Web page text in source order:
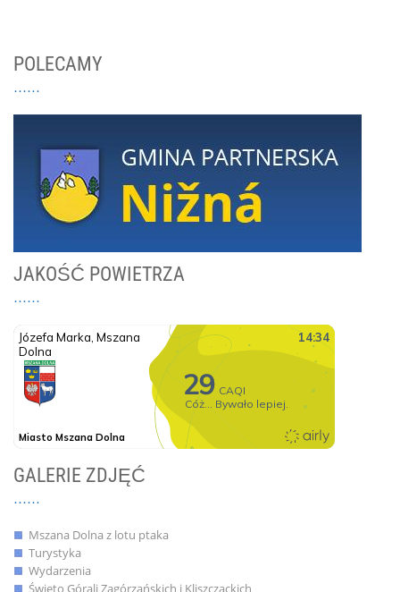
POLECAMY
JAKOŚĆ POWIETRZA
GALERIE ZDJĘĆ
Mszana Dolna z lotu ptaka
Turystyka
Wydarzenia
Święto Górali Zagórzańskich i Kliszczackich